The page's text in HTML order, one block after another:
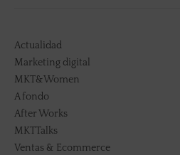
Actualidad
Marketing digital
MKT&Women
A fondo
After Works
MKTTalks
Ventas & Ecommerce